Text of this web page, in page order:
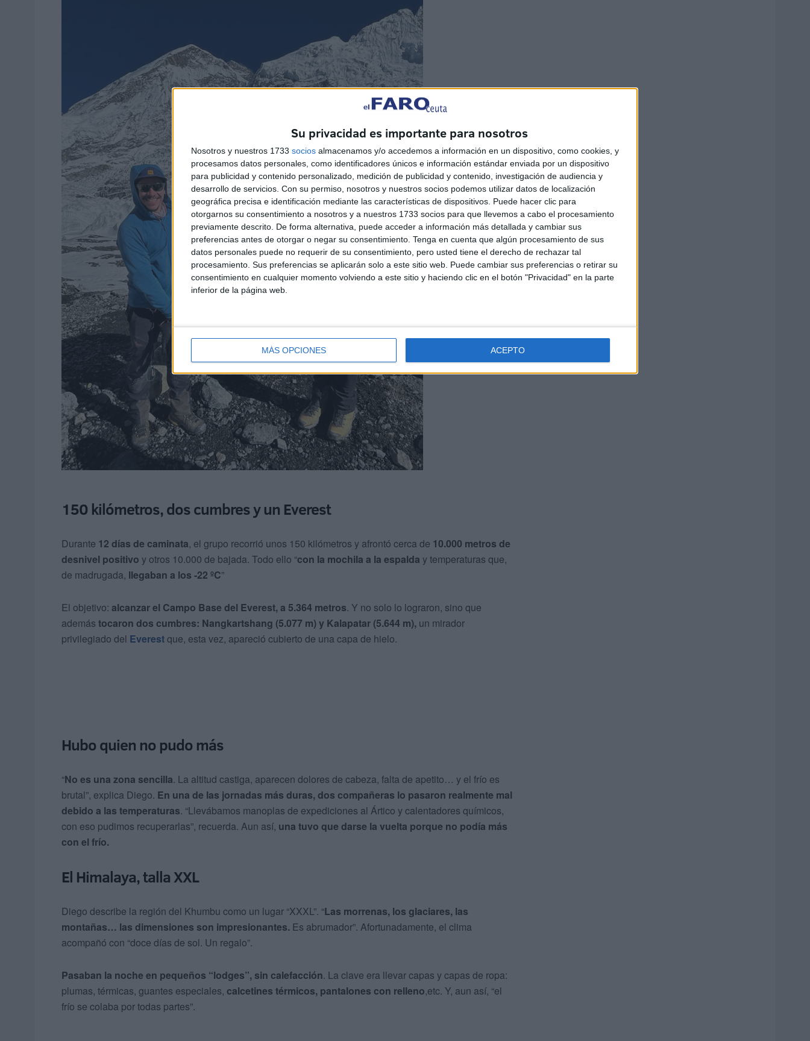
Su privacidad es importante para nosotros
Nosotros y nuestros 1733 socios almacenamos y/o accedemos a información en un dispositivo, como cookies, y
procesamos datos personales, como identificadores únicos e información estándar enviada por un dispositivo
para publicidad y contenido personalizado, medición de publicidad y contenido, investigación de audiencia y
desarrollo de servicios. Con su permiso, nosotros y nuestros socios podemos utilizar datos de localización
geográfica precisa e identificación mediante las características de dispositivos. Puede hacer clic para
otorgarnos su consentimiento a nosotros y a nuestros 1733 socios para que llevemos a cabo el procesamiento
previamente descrito. De forma alternativa, puede acceder a información más detallada y cambiar sus
preferencias antes de otorgar o negar su consentimiento. Tenga en cuenta que algún procesamiento de sus
datos personales puede no requerir de su consentimiento, pero usted tiene el derecho de rechazar tal
procesamiento. Sus preferencias se aplicarán solo a este sitio web. Puede cambiar sus preferencias o retirar su
consentimiento en cualquier momento volviendo a este sitio y haciendo clic en el botón "Privacidad" en la parte
inferior de la página web.
MÁS OPCIONES ACEPTO
150 kilómetros, dos cumbres y un Everest
Durante 12 días de caminata, el grupo recorrió unos 150 kilómetros y afrontó cerca de 10.000 metros de
desnivel positivo y otros 10.000 de bajada. Todo ello “con la mochila a la espalda y temperaturas que,
de madrugada, llegaban a los -22 ºC”
El objetivo: alcanzar el Campo Base del Everest, a 5.364 metros. Y no solo lo lograron, sino que
además tocaron dos cumbres: Nangkartshang (5.077 m) y Kalapatar (5.644 m), un mirador
privilegiado del Everestque, esta vez, apareció cubierto de una capa de hielo.
Hubo quien no pudo más
“No es una zona sencilla. La altitud castiga, aparecen dolores de cabeza, falta de apetito… y el frío es
brutal”, explica Diego. En una de las jornadas más duras, dos compañeras lo pasaron realmente mal
debido a las temperaturas. “Llevábamos manoplas de expediciones al Ártico y calentadores químicos,
con eso pudimos recuperarlas”, recuerda. Aun así, una tuvo que darse la vuelta porque no podía más
con el frío.
El Himalaya, talla XXL
Diego describe la región del Khumbu como un lugar “XXXL”. “Las morrenas, los glaciares, las
montañas… las dimensiones son impresionantes. Es abrumador”. Afortunadamente, el clima
acompañó con “doce días de sol. Un regalo”.
Pasaban la noche en pequeños “lodges”, sin calefacción. La clave era llevar capas y capas de ropa:
plumas, térmicas, guantes especiales, calcetines térmicos, pantalones con relleno,etc. Y, aun así, “el
frío se colaba por todas partes”.